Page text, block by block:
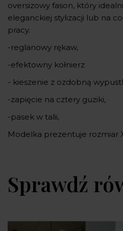
oversizowy fason, który
eleganckiej stylizacji lub na
pracy.
-reglanowy rękaw,
-efektowny kołnierz
- kieszenie z ozdobną
-zapięcie na cztery guziki,
-pasek w talii,
Modelka prezentuje rozmiar
Sprawdź